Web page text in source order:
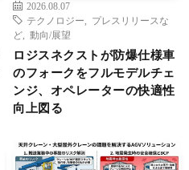
2026.08.07
テクノロジー
プレスリリースな
ど
動向/展望
ロジスネクストが防爆仕様車
のフォークをフルモデルチェ
ンジ、オペレーターの快適性
向上図る